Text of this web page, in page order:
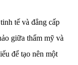
tế và đẳng cấp
giữa thẩm mỹ và
để tạo nên một